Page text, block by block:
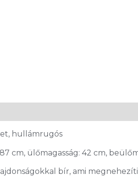
hullámrugós
cm, ülőmagasság: 42 cm,
bír, ami